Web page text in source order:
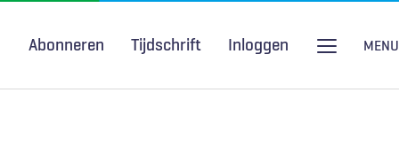
Abonneren Tijdschrift Inloggen MENU